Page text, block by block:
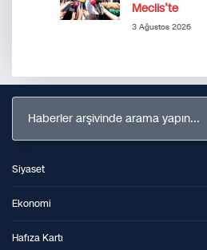
Meclis’te
3 Ağustos 2026
Haberler arşivinde arama yapın...
Siyaset
Ekonomi
Hafıza Kartı